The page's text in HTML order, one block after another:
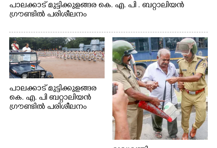
പാലക്കാട് മുട്ടിക്കുളങ്ങര കെ. എ. പി . ബറ്റാലിയൻ
ഗ്രൗണ്ടിൽ പരിശീലനം
പാലക്കാട് മുട്ടിക്കുളങ്ങര
കെ. എ. പി ബറ്റാലിയൻ
ഗ്രൗണ്ടിൽ പരിശീലനം